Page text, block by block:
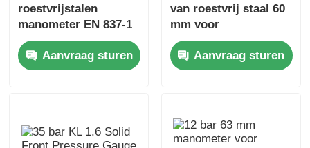
roestvrijstalen
manometer EN 837-1
manometer
verwarmingssysteem
aan de achterkant
Aanvraag sturen
van roestvrij staal 60
mm voor
hydraulische / lucht /
industriële
toepassingen
Aanvraag sturen